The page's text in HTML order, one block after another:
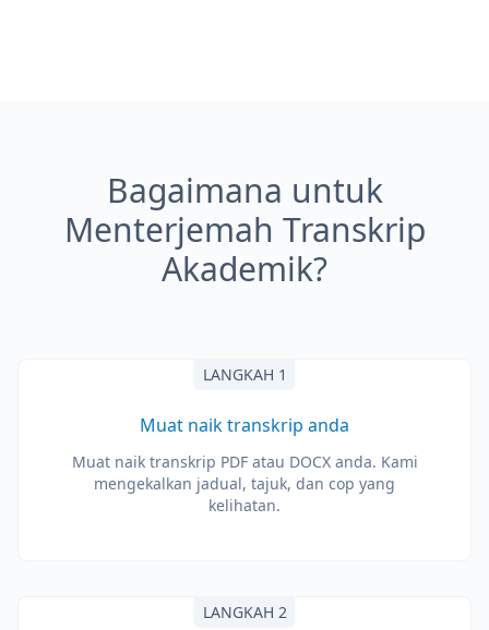
Bagaimana untuk
Menterjemah Transkrip
Akademik?
LANGKAH 1
Muat naik transkrip anda
Muat naik transkrip PDF atau DOCX anda. Kami
mengekalkan jadual, tajuk, dan cop yang
kelihatan.
LANGKAH 2